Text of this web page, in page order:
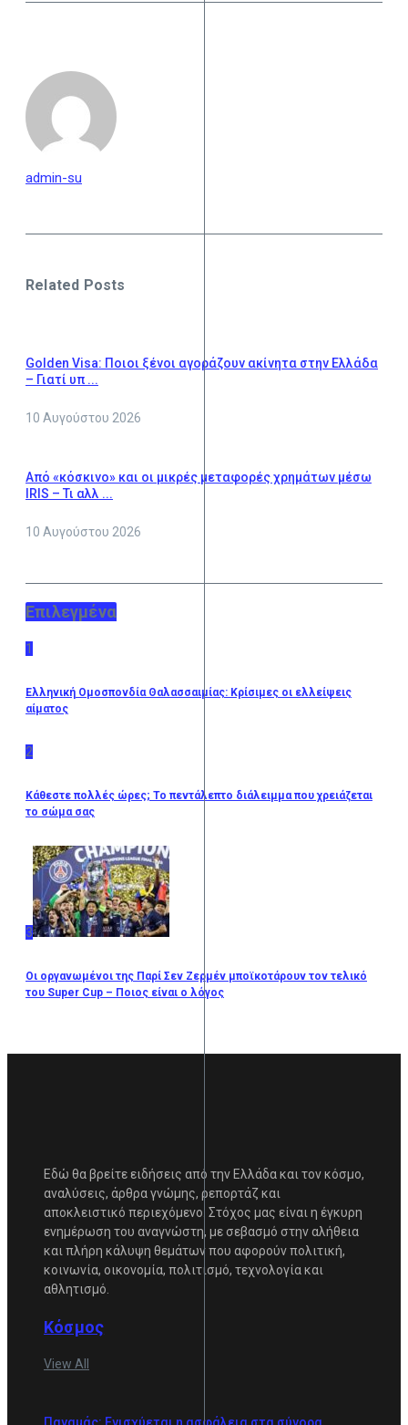
admin-su
Related Posts
Golden Visa: Ποιοι ξένοι αγοράζουν ακίνητα στην Ελλάδα
– Γιατί υπ ...
10 Αυγούστου 2026
Από «κόσκινο» και οι μικρές μεταφορές χρημάτων μέσω
IRIS – Τι αλλ ...
10 Αυγούστου 2026
Επιλεγμένα
1
Ελληνική Ομοσπονδία Θαλασσαιμίας: Κρίσιμες οι ελλείψεις
αίματος
2
Κάθεστε πολλές ώρες; Το πεντάλεπτο διάλειμμα που χρειάζεται
το σώμα σας
3
Οι οργανωμένοι της Παρί Σεν Ζερμέν μποϊκοτάρουν τον τελικό
του Super Cup – Ποιος είναι ο λόγος
Εδώ θα βρείτε ειδήσεις από την Ελλάδα και τον κόσμο,
αναλύσεις, άρθρα γνώμης, ρεπορτάζ και
αποκλειστικό περιεχόμενο. Στόχος μας είναι η έγκυρη
ενημέρωση του αναγνώστη, με σεβασμό στην αλήθεια
και πλήρη κάλυψη θεμάτων που αφορούν πολιτική,
κοινωνία, οικονομία, πολιτισμό, τεχνολογία και
αθλητισμό.
Κόσμος
View All